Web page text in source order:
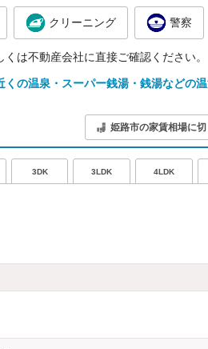
クリーニング 警察
は不動産会社に直接ご確認ください。
くの温泉・スーパー銭湯・銭湯などの
姫路市の家賃相場に
3DK 3LDK 4LDK